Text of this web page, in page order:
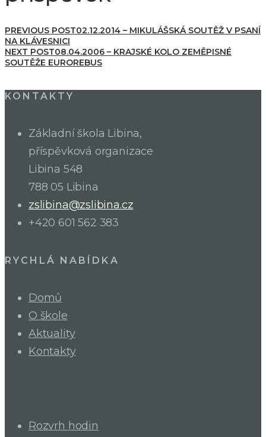
PREVIOUS POST02.12.2014 – MIKULÁŠSKÁ SOUTĚŽ V PSANÍ
NA KLÁVESNICI
NEXT POST08.04.2006 – KRAJSKÉ KOLO ZEMĚPISNÉ
SOUTĚŽE EUROREBUS
KONTAKTY
Základní škola Libina,
příspěvková organizace
Libina 548
788 05 Libina
zslibina@zslibina.cz
+420 601 562 383
RYCHLÁ NABÍDKA
Domů
O škole
Aktuality
Kontakty
Rozvrh hodin